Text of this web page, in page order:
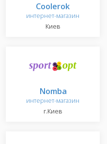
Сoolerok
интернет-магазин
Киев
Nomba
интернет-магазин
г.Киев